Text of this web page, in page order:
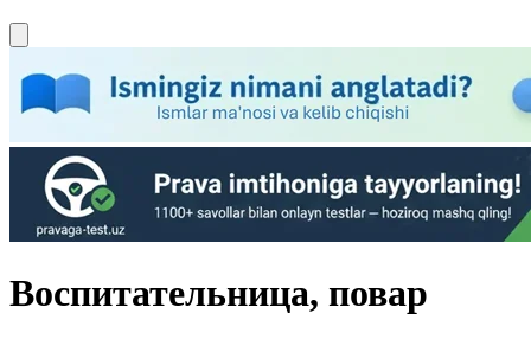
Воспитательница, повар